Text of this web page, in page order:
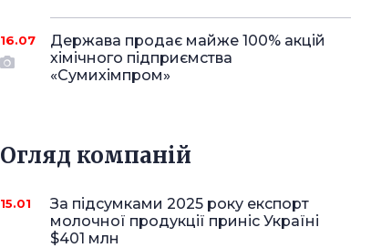
16.07
Держава продає майже 100% акцій
хімічного підприємства
«Сумихімпром»
Огляд компаній
15.01
За підсумками 2025 року експорт
молочної продукції приніс Україні
$401 млн